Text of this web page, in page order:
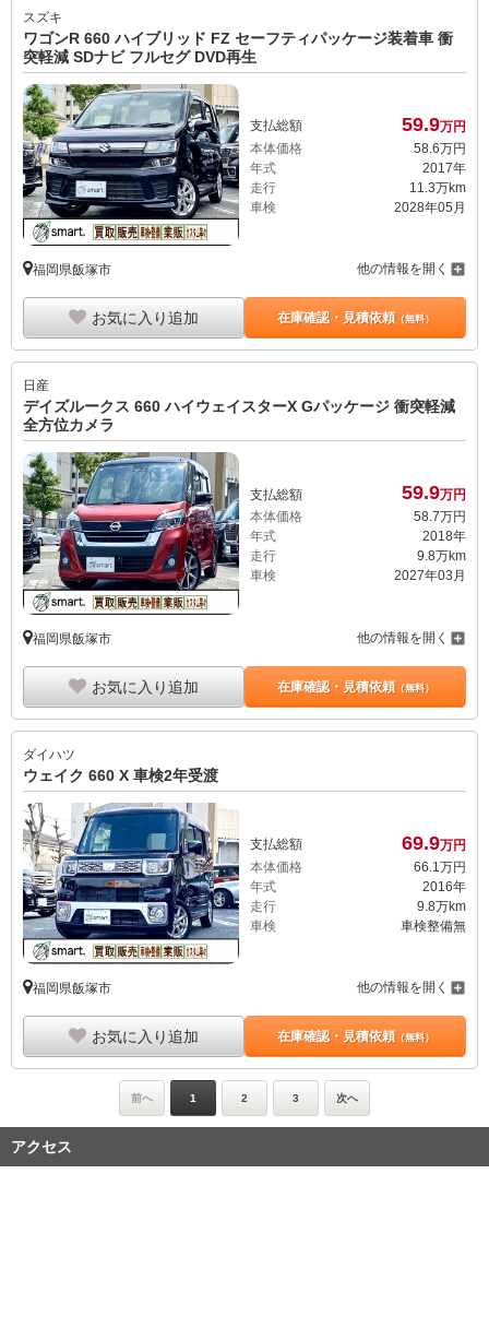
スズキ
ワゴンR 660 ハイブリッド FZ セーフティパッケージ装着車 衝
突軽減 SDナビ フルセグ DVD再生
支払総額 59.9万円
本体価格
58. 6万円
年式
2017年
走行
11.3万km
車検
2028年05月
福岡県飯塚市 他の情報を開く
お気に入り追加 在庫確認・見積依頼（無料）
日産
デイズルークス 660 ハイウェイスターX Gパッケージ 衝突軽減
全方位カメラ
支払総額 59.9万円
本体価格
58.7万円
年式
2018年
走行
9.8万km
車検
2027年03月
福岡県飯塚市 他の情報を開く
お気に入り追加 在庫確認・見積依頼（無料）
ダイハツ
ウェイク 660 X 車検2年受渡
支払総額 69.9万円
本体価格
66. 1 万円
年式
2016年
走行
9.8万km
車検
車検整備無
福岡県飯塚市 他の情報を開く
お気に入り追加 在庫確認・見積依頼（無料）
前へ 1 2 3 次へ
アクセス